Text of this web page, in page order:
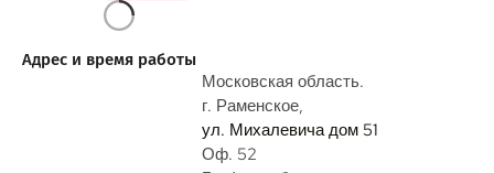
о
Адрес и время работы
Московская область.
г. Раменское,
ул. Михалевича дом 51
Оф. 52